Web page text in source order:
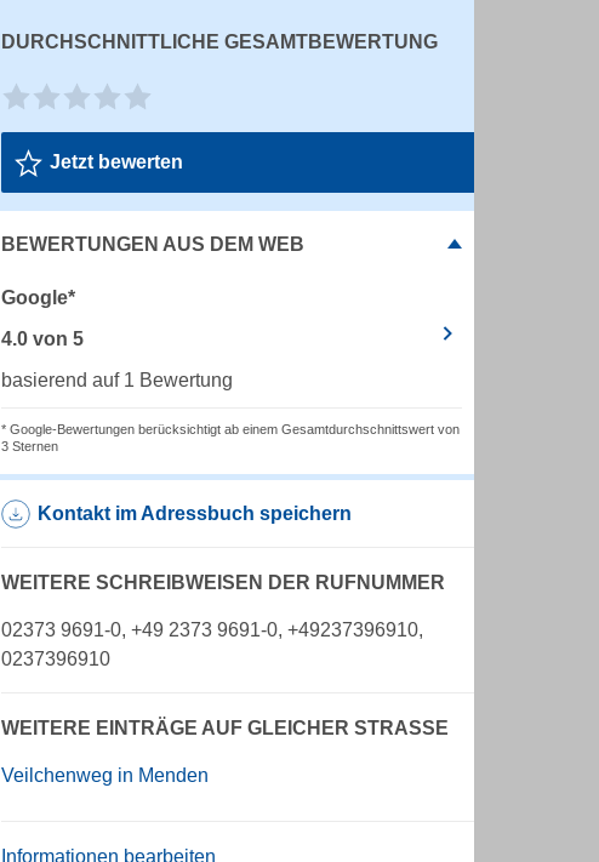
DURCHSCHNITTLICHE GESAMTBEWERTUNG
Jetzt bewerten
BEWERTUNGEN AUS DEM WEB
Google*
4.0 von 5
basierend auf 1 Bewertung
* Google-Bewertungen berücksichtigt ab einem Gesamtdurchschnittswert von
3 Sternen
Kontakt im Adressbuch speichern
WEITERE SCHREIBWEISEN DER RUFNUMMER
02373 9691-0, +49 2373 9691-0, +49237396910,
0237396910
WEITERE EINTRÄGE AUF GLEICHER STRASSE
Veilchenweg in Menden
Informationen bearbeiten